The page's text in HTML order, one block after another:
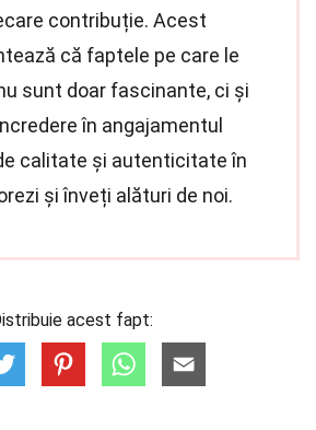
contribuție. Acest
că faptele pe care le
sunt doar fascinante, ci și
în angajamentul
calitate și autenticitate în
și înveți alături de noi.
acest fapt: